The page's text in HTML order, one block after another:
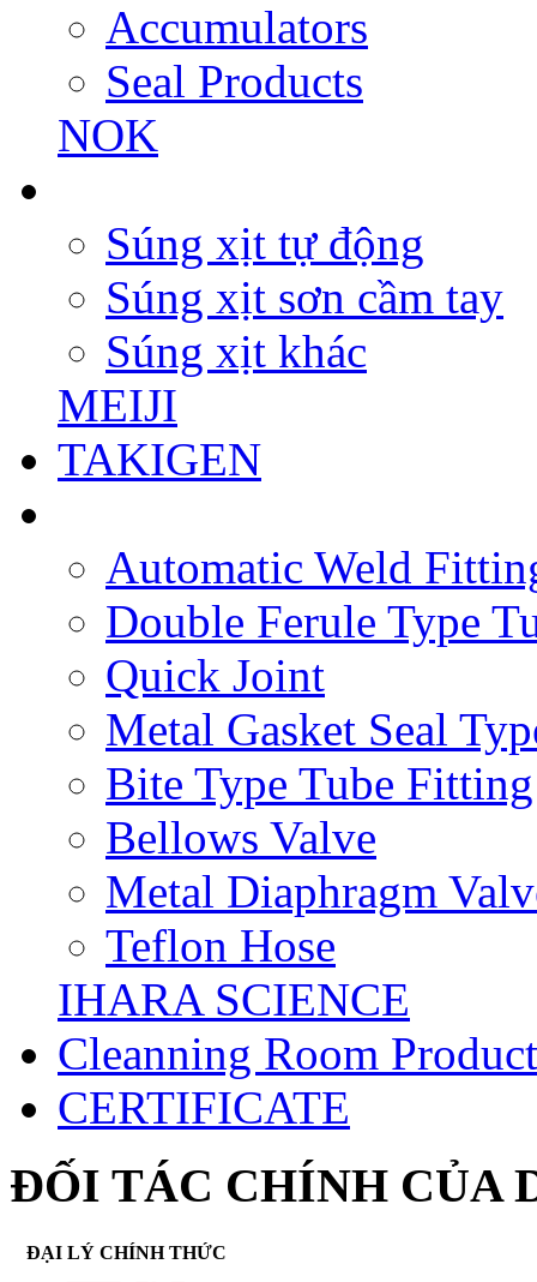
Accumulators
Seal Products
NOK
Súng xịt tự động
Súng xịt sơn cầm tay
Súng xịt khác
MEIJI
TAKIGEN
Automatic Weld
Double Ferule Type
Quick Joint
Metal Gasket Seal
Bite Type Tube Fitting
Bellows Valve
Metal Diaphragm
Teflon Hose
IHARA SCIENCE
Cleanning Room
CERTIFICATE
ĐỐI TÁC CHÍNH CỦA
ĐẠI LÝ CHÍNH THỨC